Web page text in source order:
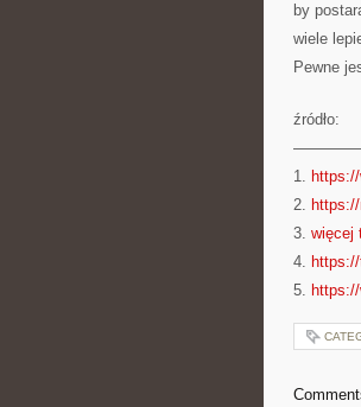
by
wiele
Pewne
źródło:
1.
2.
3. więcej
4.
5.